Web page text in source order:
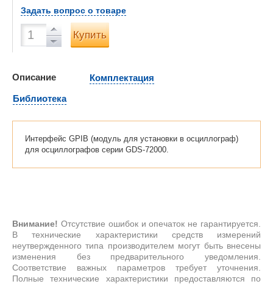
Задать вопрос о товаре
Купить
Описание
Комплектация
Библиотека
Интерфейс GPIB (модуль для установки в осциллограф)
для осциллографов серии GDS-72000.
Внимание! Отсутствие ошибок и опечаток не гарантируется.
В технические характеристики средств измерений
неутвержденного типа производителем могут быть внесены
изменения без предварительного уведомления.
Соответствие важных параметров требует уточнения.
Полные технические характеристики предоставляются по